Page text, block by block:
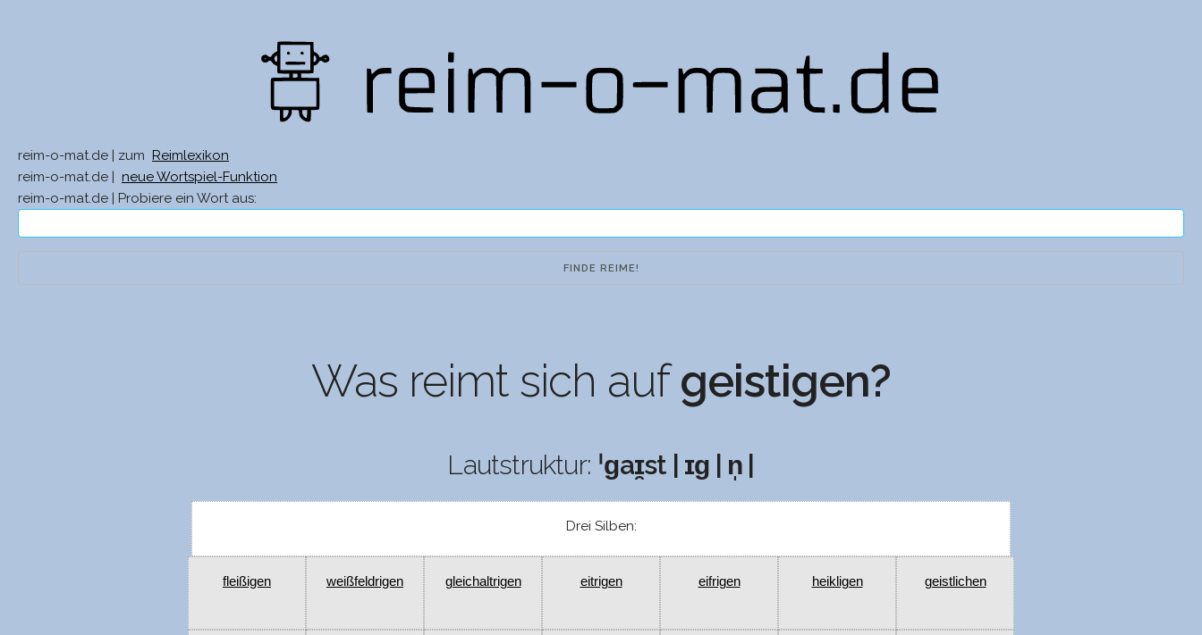
reim-o-mat.de | zum
Reimlexikon
reim-o-mat.de |
neue Wortspiel-Funktion
reim-o-mat.de | Probiere ein Wort aus:
Was reimt sich aufgeistigen?
Lautstruktur: ˈɡaɪ̯st | ɪɡ | n̩ |
Drei Silben:
fleißigen weißfeldrigen gleichaltrigen eitrigen eifrigen heikligen geistlichen